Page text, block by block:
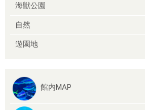
海獣公園
自然
遊園地
館内MAP